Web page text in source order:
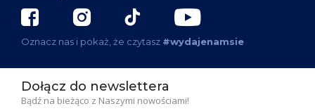
Oznacz nas i pokaż, że czytasz #wydajenamsie
Dołącz do newslettera
Bądź na bieżąco z Naszymi nowościami!